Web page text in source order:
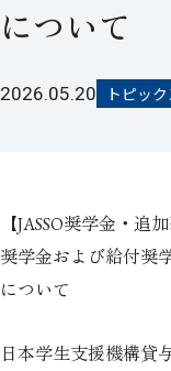
について
2026.05.20 トピッ
【JASSO奨学金・追
奨学金および給付奨
について
日本学生支援機構貸